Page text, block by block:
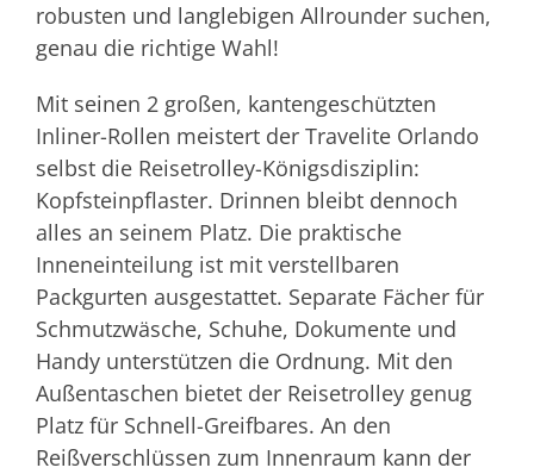
robusten und langlebigen Allrounder suchen,
genau die richtige Wahl!
Mit seinen 2 großen, kantengeschützten
Inliner-Rollen meistert der Travelite Orlando
selbst die Reisetrolley-Königsdisziplin:
Kopfsteinpflaster. Drinnen bleibt dennoch
alles an seinem Platz. Die praktische
Inneneinteilung ist mit verstellbaren
Packgurten ausgestattet. Separate Fächer für
Schmutzwäsche, Schuhe, Dokumente und
Handy unterstützen die Ordnung. Mit den
Außentaschen bietet der Reisetrolley genug
Platz für Schnell-Greifbares. An den
Reißverschlüssen zum Innenraum kann der